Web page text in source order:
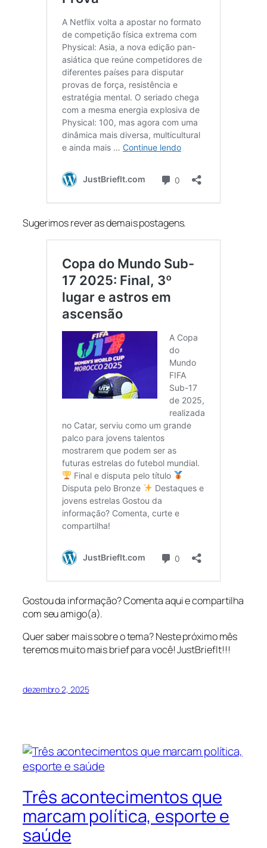
Sugerimos rever as demais postagens.
Gostou da informação? Comenta aqui e compartilha
com seu amigo(a).
Quer saber mais sobre o tema? Neste próximo mês
teremos muito mais brief para você! JustBriefIt!!!
dezembro 2, 2025
Três acontecimentos que
marcam política, esporte e
saúde